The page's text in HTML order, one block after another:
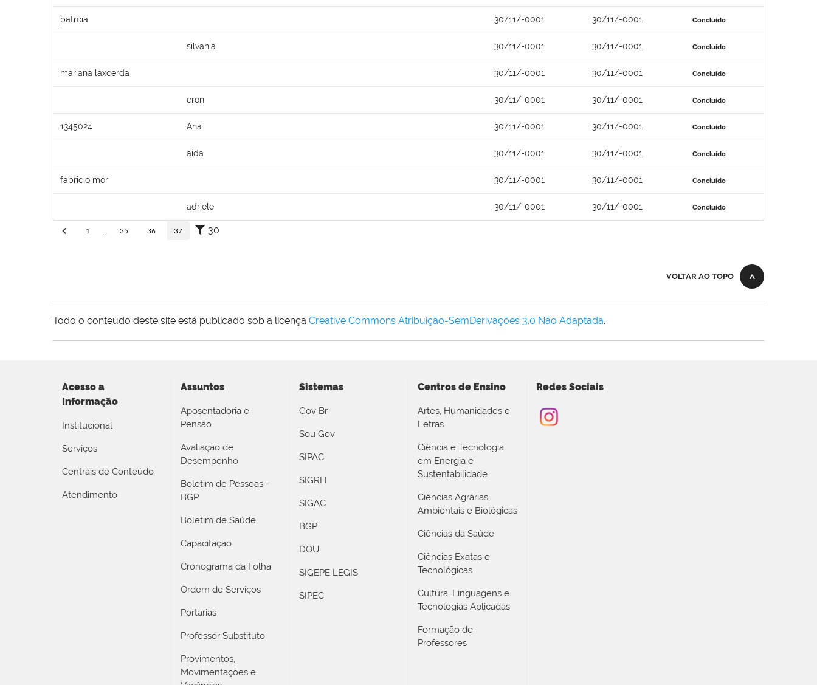
patrcia 30/11/-0001 30/11/-0001 Concluído
silvania 30/11/-0001 30/11/-0001 Concluído
mariana laxcerda 30/11/-0001 30/11/-0001 Concluído
eron 30/11/-0001 30/11/-0001 Concluído
1345024 Ana 30/11/-0001 30/11/-0001 Concluído
aida 30/11/-0001 30/11/-0001 Concluído
fabricio mor 30/11/-0001 30/11/-0001 Concluído
adriele 30/11/-0001 30/11/-0001 Concluído
1 35 36 37 30
VOLTAR AO TOPO
Todo o conteúdo deste site está publicado sob a licença Creative Commons Atribuição-SemDerivações 3.0 Não Adaptada.
Acesso a
Informação
Institucional
Serviços
Centrais de Conteúdo
Atendimento
Assuntos
Aposentadoria e
Pensão
Avaliação de
Desempenho
Boletim de Pessoas -
BGP
Boletim de Saúde
Capacitação
Cronograma da Folha
Ordem de Serviços
Portarias
Professor Substituto
Provimentos,
Movimentações e
Sistemas
Gov Br
Sou Gov
SIPAC
SIGRH
SIGAC
BGP
DOU
SIGEPE LEGIS
SIPEC
Centros de Ensino
Artes, Humanidades e
Letras
Ciência e Tecnologia
em Energia e
Sustentabilidade
Ciências Agrárias,
Ambientais e Biológicas
Ciências da Saúde
Ciências Exatas e
Tecnológicas
Cultura, Linguagens e
Tecnologias Aplicadas
Formação de
Professores
Redes Sociais